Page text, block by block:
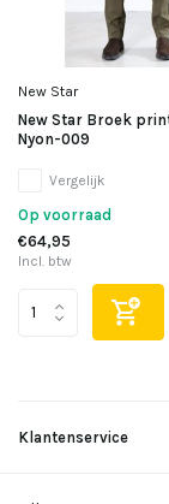
New Star
New Star Broek
Nyon-009
Vergelijk
Op voorraad
€64,95
Incl. btw
Klantenservice